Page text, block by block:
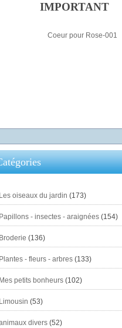
IMPORTANT
Les oiseaux du jardin (173)
Papillons - insectes - araignées(154)
Broderie (136)
Plantes - fleurs - arbres(133)
Mes petits bonheurs(102)
Limousin (53)
divers(52)